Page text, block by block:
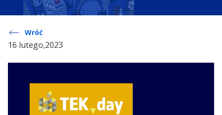
Wróć
16 lutego,2023